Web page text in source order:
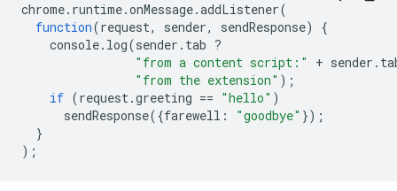
chrome. runtime.onMessage.addListener(
function(request, sender, sendResponse)
{
console. log(sender . tab ?
"from a content script:"
+ sender .
"from the extension" );
if (request.greeting == "hello" )
sendResponse({farewell : "goodbye" });
}
);